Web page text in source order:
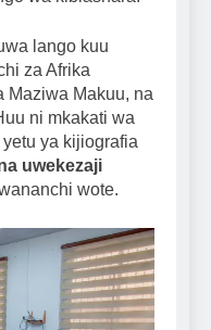
lango kuu
za Afrika
Maziwa Makuu, na
ni mkakati wa
ya kijiografia
uwekezaji
wote.